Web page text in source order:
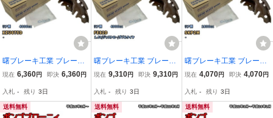
曙ブレーキ工業 ブレーキ
シュー リア側 トヨタ ダ
1H XZU675D 平成28年5
月～
現在 6,360円 即決 6,360円
入札 - 残り 3日
曙ブレーキ工業 ブレーキ
シュー リア側 三菱 キャ
平成21年5月～
現在 9,310円 即決 9,310円
入札 - 残り 3日
曙ブレーキ工業 ブレーキ
シュー リア側 マツダ ボ
平成22年9月～平成28年2
月
現在 4,070円 即決 4,070円
入札 - 残り 3日
送料無料 送料無料 送料無料